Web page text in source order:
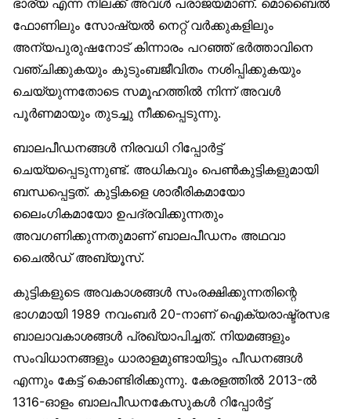
ഭാര്യ എന്ന നിലക്ക് അവൾ പരാജയമാണ്. മൊബൈൽ
ഫോണിലും സോഷ്യൽ നെറ്റ് വർക്കുകളിലും
അന്യപുരുഷനോട് കിന്നാരം പറഞ്ഞ് ഭർത്താവിനെ
വഞ്ചിക്കുകയും കുടുംബജീവിതം നശിപ്പിക്കുകയും
ചെയ്യുന്നതോടെ സമൂഹത്തിൽ നിന്ന് അവൾ
പൂർണമായും തുടച്ചു നീക്കപ്പെടുന്നു.
ബാലപീഡനങ്ങൾ നിരവധി റിപ്പോർട്ട്
ചെയ്യപ്പെടുന്നുണ്ട്. അധികവും പെൺകുട്ടികളുമായി
ബന്ധപ്പെട്ടത്. കുട്ടികളെ ശാരീരികമായോ
ലൈംഗികമായോ ഉപദ്രവിക്കുന്നതും
അവഗണിക്കുന്നതുമാണ് ബാലപീഡനം അഥവാ
ചൈൽഡ് അബ്യൂസ്.
കുട്ടികളുടെ അവകാശങ്ങൾ സംരക്ഷിക്കുന്നതിന്റെ
ഭാഗമായി 1989 നവംബർ 20-നാണ് ഐക്യരാഷ്ട്രസഭ
ബാലാവകാശങ്ങൾ പ്രഖ്യാപിച്ചത്. നിയമങ്ങളും
സംവിധാനങ്ങളും ധാരാളമുണ്ടായിട്ടും പീഡനങ്ങൾ
എന്നും കേട്ട് കൊണ്ടിരിക്കുന്നു. കേരളത്തിൽ 2013-ൽ
1316-ഓളം ബാലപീഡനകേസുകൾ റിപ്പോർട്ട്